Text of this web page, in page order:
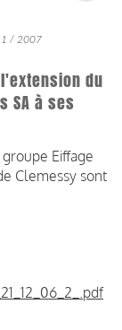
/ 2007
du
SA à ses
Eiffage
Clemessy sont